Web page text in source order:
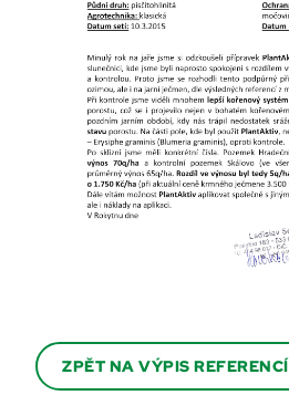
ZPĚT NA VÝPIS REFERENCÍ